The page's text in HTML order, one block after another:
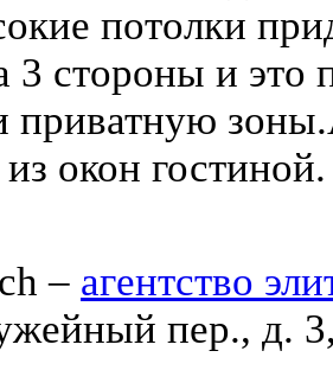
потолки
3 стороны и это
приватную
окон гостиной.
– агентство
пер., д.